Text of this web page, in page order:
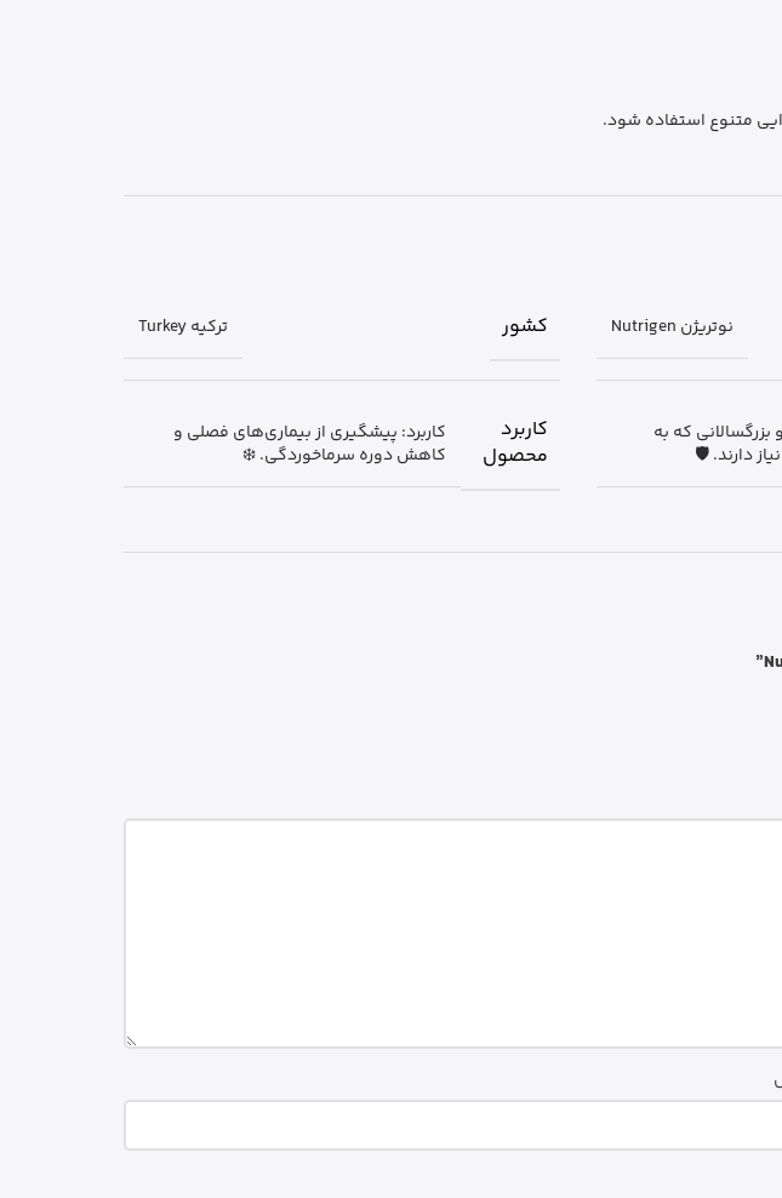
متنوع استفاده شود.
نوتریژن Nutrigen کشور ترکیه Turkey
که به
دارند. 🛡️
کاربرد
محصول
کاربرد: پیشگیری از بیماری‌های فصلی و
کاهش دوره سرماخوردگی. ❄️